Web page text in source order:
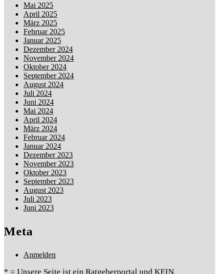
Mai 2025
April 2025
März 2025
Februar 2025
Januar 2025
Dezember 2024
November 2024
Oktober 2024
September 2024
August 2024
Juli 2024
Juni 2024
Mai 2024
April 2024
März 2024
Februar 2024
Januar 2024
Dezember 2023
November 2023
Oktober 2023
September 2023
August 2023
Juli 2023
Juni 2023
Meta
Anmelden
* = Unsere Seite ist ein Ratgeberportal und KEIN